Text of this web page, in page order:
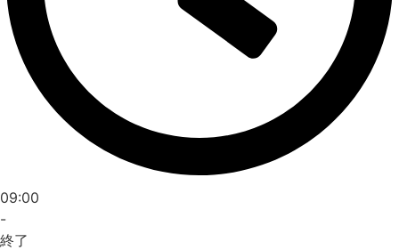
09:00
-
終了